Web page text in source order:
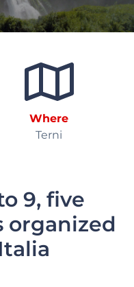
Where
Terni
9, five
organized